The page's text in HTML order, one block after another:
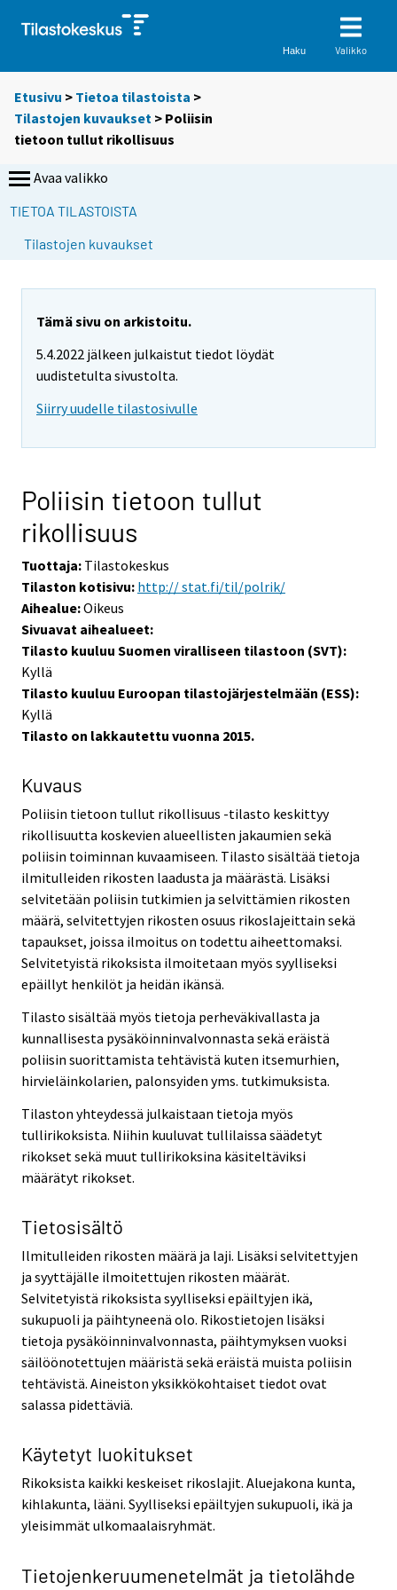
Haku Valikko
Etusivu > Tietoa tilastoista >
Tilastojen kuvaukset > Poliisin
tietoon tullut rikollisuus
Avaa valikko
TIETOA TILASTOISTA
Tilastojen kuvaukset
Tämä sivu on arkistoitu.
5.4.2022 jälkeen julkaistut tiedot löydät
uudistetulta sivustolta.
Siirry uudelle tilastosivulle
Poliisin tietoon tullut
rikollisuus
Tuottaja: Tilastokeskus
Tilaston kotisivu: http:// stat.fi/til/polrik/
Aihealue:Oikeus
Sivuavat aihealueet:
Tilasto kuuluu Suomen viralliseen tilastoon (SVT):
Kyllä
Tilasto kuuluu Euroopan tilastojärjestelmään (ESS):
Kyllä
Tilasto on lakkautettu vuonna 2015.
Kuvaus
Poliisin tietoon tullut rikollisuus -tilasto keskittyy
rikollisuutta koskevien alueellisten jakaumien sekä
poliisin toiminnan kuvaamiseen. Tilasto sisältää tietoja
ilmitulleiden rikosten laadusta ja määrästä. Lisäksi
selvitetään poliisin tutkimien ja selvittämien rikosten
määrä, selvitettyjen rikosten osuus rikoslajeittain sekä
tapaukset, joissa ilmoitus on todettu aiheettomaksi.
Selvitetyistä rikoksista ilmoitetaan myös syylliseksi
epäillyt henkilöt ja heidän ikänsä.
Tilasto sisältää myös tietoja perheväkivallasta ja
kunnallisesta pysäköinninvalvonnasta sekä eräistä
poliisin suorittamista tehtävistä kuten itsemurhien,
hirvieläinkolarien, palonsyiden yms. tutkimuksista.
Tilaston yhteydessä julkaistaan tietoja myös
tullirikoksista. Niihin kuuluvat tullilaissa säädetyt
rikokset sekä muut tullirikoksina käsiteltäviksi
määrätyt rikokset.
Tietosisältö
Ilmitulleiden rikosten määrä ja laji. Lisäksi selvitettyjen
ja syyttäjälle ilmoitettujen rikosten määrät.
Selvitetyistä rikoksista syylliseksi epäiltyjen ikä,
sukupuoli ja päihtyneenä olo. Rikostietojen lisäksi
tietoja pysäköinninvalvonnasta, päihtymyksen vuoksi
säilöönotettujen määristä sekä eräistä muista poliisin
tehtävistä. Aineiston yksikkökohtaiset tiedot ovat
salassa pidettäviä.
Käytetyt luokitukset
Rikoksista kaikki keskeiset rikoslajit. Aluejakona kunta,
kihlakunta, lääni. Syylliseksi epäiltyjen sukupuoli, ikä ja
yleisimmät ulkomaalaisryhmät.
Tietojenkeruumenetelmät ja tietolähde